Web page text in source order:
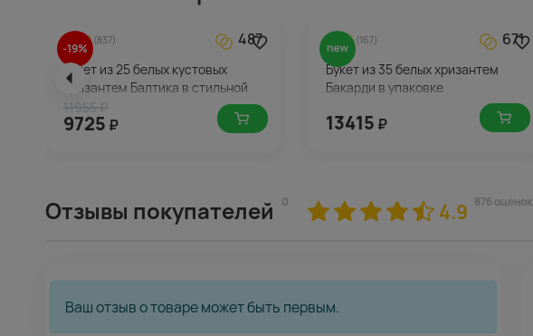
-19%
5.0(837) 487
Букет из 25 белых кустовых
хризантем Балтика в стильной
упаковке
11955 ₽
9725 ₽
4.6(167) 671
Букет из 35 белых хризантем
Бакарди в упаковке
13415 ₽
Отзывы покупателей 0 4.9 876 оценок
Ваш отзыв о товаре может быть первым.